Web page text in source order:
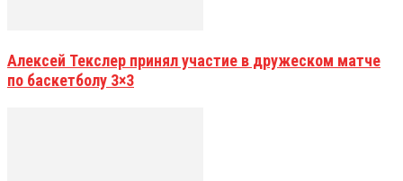
Алексей Текслер принял участие в дружеском матче
по баскетболу 3×3